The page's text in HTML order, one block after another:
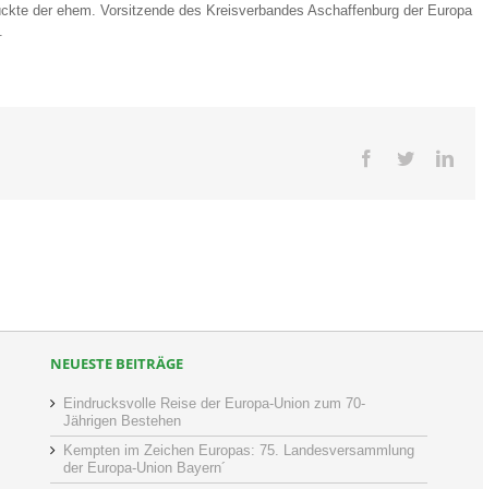
der ehem. Vorsitzende des Kreisverbandes Aschaffenburg der Europa
Facebook
Twitter
NEUESTE BEITRÄGE
Eindrucksvolle Reise der Europa-Union zum 70-
Jährigen Bestehen
Kempten im Zeichen Europas: 75. Landesversammlung
der Europa-Union Bayern´